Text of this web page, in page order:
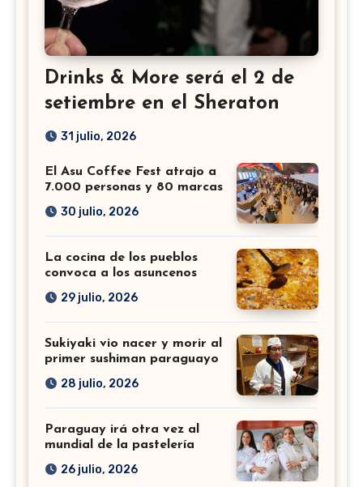
Drinks & More será el 2 de
setiembre en el Sheraton
31 julio, 2026
El Asu Coffee Fest atrajo a
7.000 personas y 80 marcas
30 julio, 2026
La cocina de los pueblos
convoca a los asuncenos
29 julio, 2026
Sukiyaki vio nacer y morir al
primer sushiman paraguayo
28 julio, 2026
Paraguay irá otra vez al
mundial de la pastelería
26 julio, 2026